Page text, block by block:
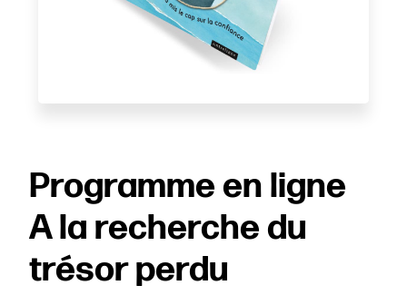
Programme en ligne
A la recherche du
trésor perdu